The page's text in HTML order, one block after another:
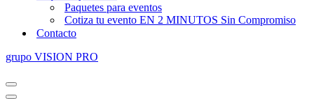
Paquetes para eventos
Cotiza tu evento EN 2 MINUTOS Sin Compromiso
Contacto
grupo VISION PRO
Menú
de
Menú